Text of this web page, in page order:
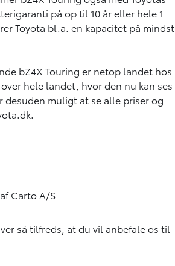
på op til 10 år eller hele 1
Toyota bl.a. en kapacitet på mindst
bZ4X Touring er netop landet hos
hele landet, hvor den nu kan ses
desuden muligt at se alle priser og
Carto A/S
så tilfreds, at du vil anbefale os til